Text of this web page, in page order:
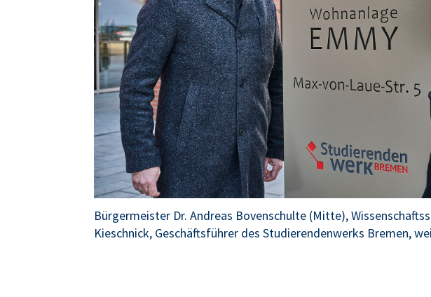
Bürgermeister Dr. Andreas Bovenschulte (Mitte),
Kieschnick, Geschäftsführer des Studierendenwerks Bremen,